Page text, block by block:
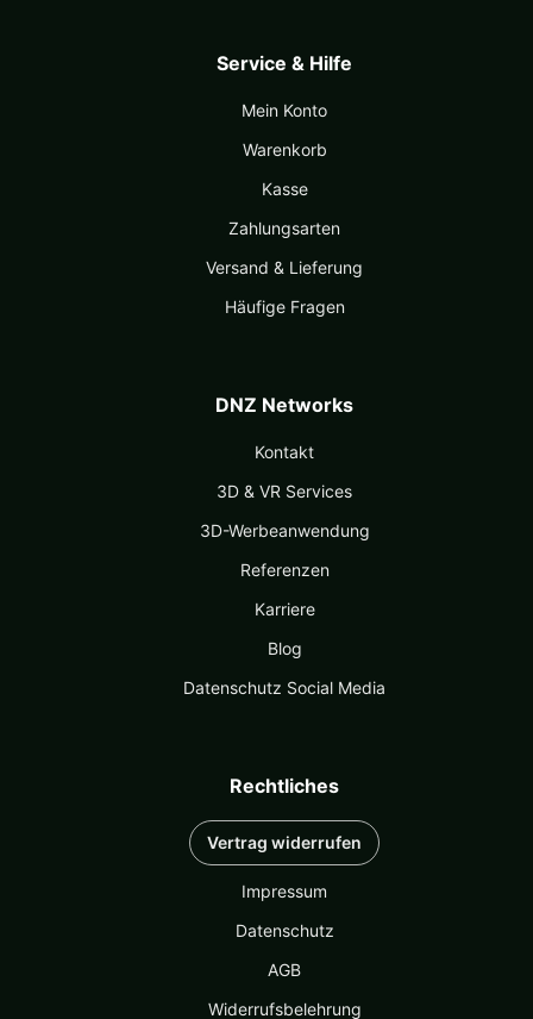
Service & Hilfe
Mein Konto
Warenkorb
Kasse
Zahlungsarten
Versand & Lieferung
Häufige Fragen
DNZ Networks
Kontakt
3D & VR Services
3D-Werbeanwendung
Referenzen
Karriere
Blog
Datenschutz Social Media
Rechtliches
Vertrag widerrufen
Impressum
Datenschutz
AGB
Widerrufsbelehrung